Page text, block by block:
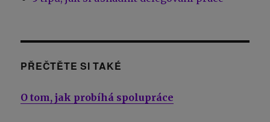
PŘEČTĚTE SI TAKÉ
O tom, jak probíhá spolupráce